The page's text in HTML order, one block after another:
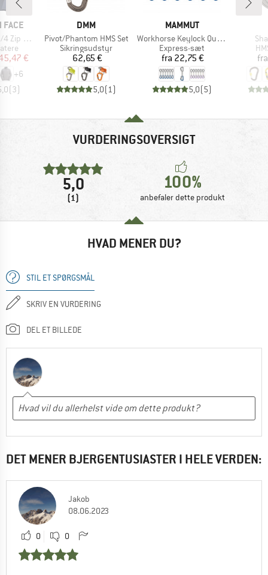
FACE
Jacket
pris
€
+6
(3)
MÆRKE
DMM
Artikel
Pivot/Phantom HMS Set
Produktgruppe
Sikringsudstyr
Pris
62,65 €
5,0(1 )
MÆRKE
MAMMUT
Artikel
Workhorse Keylock Quickdraws
Produktgruppe
Express-sæt
Pris
fra 22,75 €
5,0(5)
fra
VURDERINGSOVERSIGT
5,0
(1)
100%
anbefaler dette produkt
HVAD MENER DU?
STIL ET SPØRGSMÅL
SKRIV EN VURDERING
DEL ET BILLEDE
DET MENER BJERGENTUSIASTER I HELE VERDEN:
Jakob
08.06.2023
0 0